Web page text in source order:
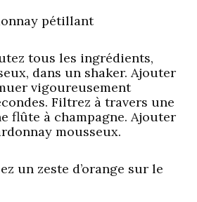
pétillant
tous les ingrédients,
dans un shaker. Ajouter
vigoureusement
Filtrez à travers une
flûte à champagne. Ajouter
mousseux.
un zeste d’orange sur le